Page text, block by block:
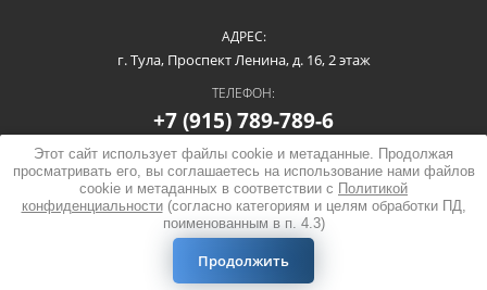
АДРЕС:
г. Тула, Проспект Ленина, д. 16, 2 этаж
ТЕЛЕФОН:
+7 (915) 789-789-6
Этот сайт использует файлы cookie и метаданные. Продолжая
просматривать его, вы соглашаетесь на использование нами файлов
cookie и метаданных в соответствии с Политикой
конфиденциальности(согласно категориям и целям обработки ПД,
поименованным в п. 4.3)
Продолжить